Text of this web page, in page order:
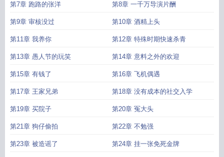
第7章 跑路的张洋 第8章 一千万导演片酬
第9章 审核没过 第10章 酒精上头
第11章 我养你 第12章 特殊时期快速杀青
第13章 愚人节的玩笑 第14章 意料之外的欢迎
第15章 有钱了 第16章 飞机偶遇
第17章 王家兄弟 第18章 没有成本的社交入学
第19章 买院子 第20章 冤大头
第21章 狗仔偷拍 第22章 不勉强
第23章 被造谣了 第24章 挂一张免死金牌